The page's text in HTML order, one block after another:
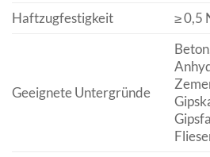
Haftzugfestigkeit
≥ 0,5
Geeignete Untergründe